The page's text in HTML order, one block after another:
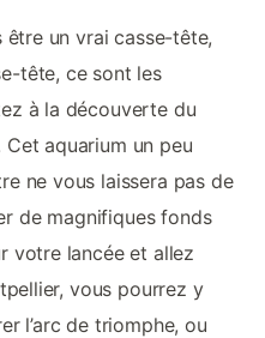
un vrai casse-tête,
tête, ce sont les
à la découverte du
aquarium un peu
ne vous laissera pas de
de magnifiques fonds
votre lancée et allez
vous pourrez y
l’arc de triomphe, ou